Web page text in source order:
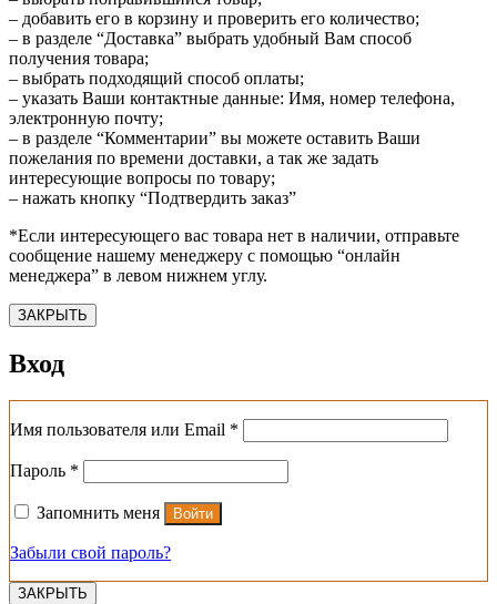
– добавить его в корзину и проверить его количество;
– в разделе “Доставка” выбрать удобный Вам способ
получения товара;
– выбрать подходящий способ оплаты;
– указать Ваши контактные данные: Имя, номер телефона,
электронную почту;
– в разделе “Комментарии” вы можете оставить Ваши
пожелания по времени доставки, а так же задать
интересующие вопросы по товару;
– нажать кнопку “Подтвердить заказ”
*Если интересующего вас товара нет в наличии, отправьте
сообщение нашему менеджеру с помощью “онлайн
менеджера” в левом нижнем углу.
ЗАКРЫТЬ
Вход
Имя пользователя или Email *
Пароль *
Запомнить меня Войти
Забыли свой пароль?
ЗАКРЫТЬ